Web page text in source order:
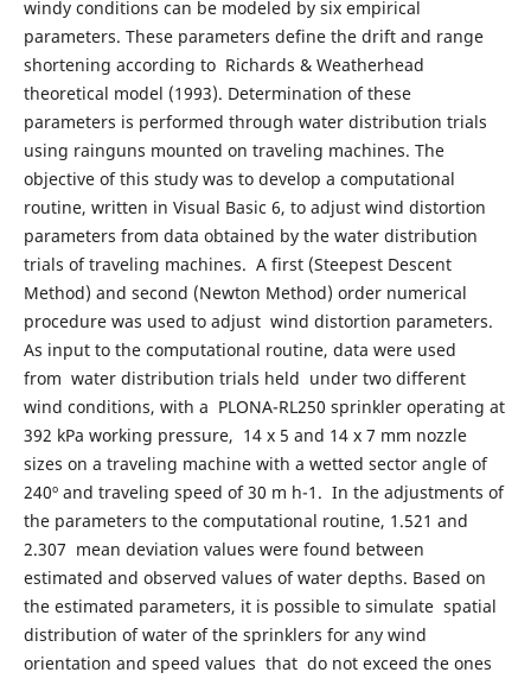
windy conditions can be modeled by six empirical
parameters. These parameters define the drift and range
shortening according to Richards & Weatherhead
theoretical model (1993). Determination of these
parameters is performed through water distribution trials
using rainguns mounted on traveling machines. The
objective of this study was to develop a computational
routine, written in Visual Basic 6, to adjust wind distortion
parameters from data obtained by the water distribution
trials of traveling machines. A first (Steepest Descent
Method) and second (Newton Method) order numerical
procedure was used to adjust wind distortion parameters.
As input to the computational routine, data were used
from water distribution trials held under two different
wind conditions, with a PLONA-RL250 sprinkler operating at
392 kPa working pressure, 14 x 5 and 14 x 7 mm nozzle
sizes on a traveling machine with a wetted sector angle of
240º and traveling speed of 30 m h-1. In the adjustments of
the parameters to the computational routine, 1.521 and
2.307 mean deviation values were found between
estimated and observed values of water depths. Based on
the estimated parameters, it is possible to simulate spatial
distribution of water of the sprinklers for any wind
orientation and speed values that do not exceed the ones